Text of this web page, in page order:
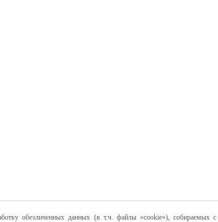
обезличенных данных (в т.ч. файлы «cookie»), собираемых с